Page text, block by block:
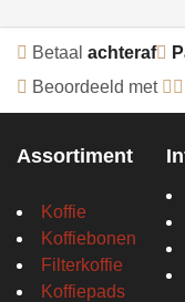
Betaal achteraf
Beoordeeld met
Assortiment
Koffie
Koffiebonen
Filterkoffie
Koffiepads